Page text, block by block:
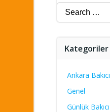
Search
for:
Kategoriler
Ankara Bakıcı
Genel
Günlük Bakıcı